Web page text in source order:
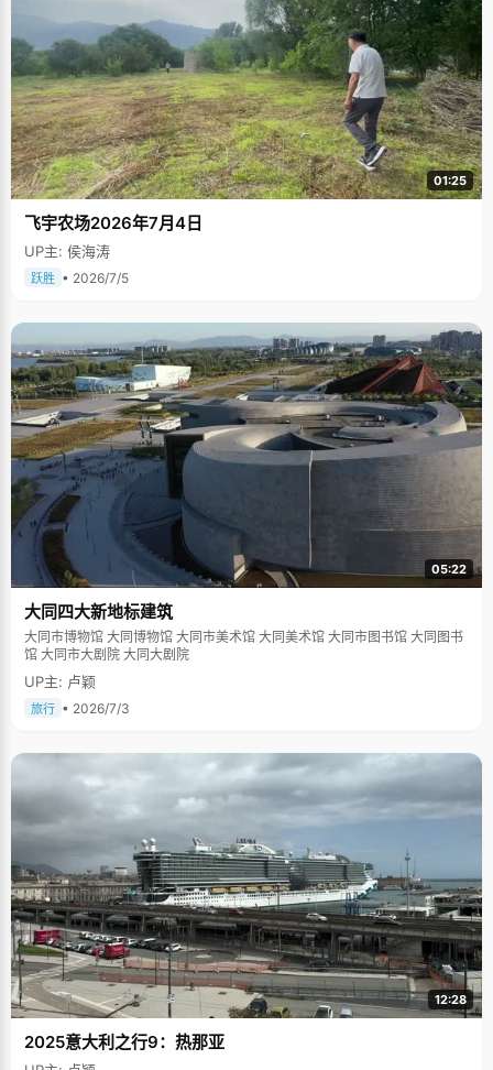
01:25
飞宇农场2026年7月4日
UP主: 侯海涛
跃胜 • 2026/7/5
05:22
大同四大新地标建筑
大同市博物馆 大同博物馆 大同市美术馆 大同美术馆 大同市图书馆 大同图书
馆 大同市大剧院 大同大剧院
UP主: 卢颖
旅行 • 2026/7/3
12:28
2025意大利之行9：热那亚